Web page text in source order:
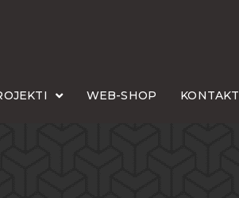
WEB-SHOP KONTAKT